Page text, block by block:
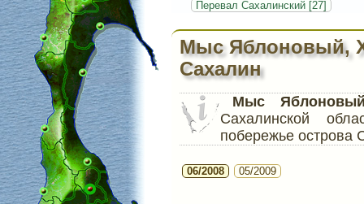
Перевал Сахалинский [27]
Мыс Яблоновый,
Сахалин
Мыс
Сахалинской
побережье острова
06/2008 05/2009